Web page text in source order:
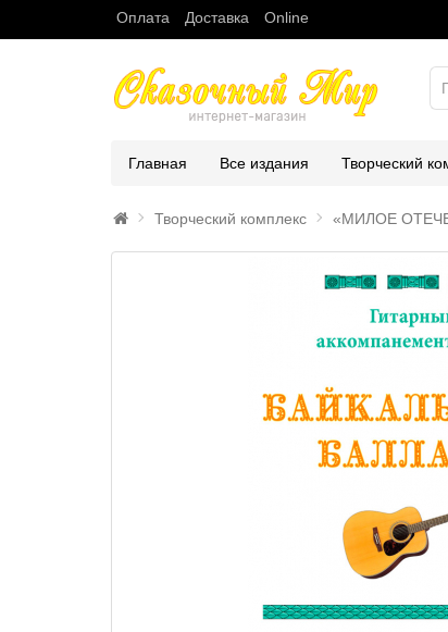
Оплата Доставка Online
Главная Все издания Творческий
Творческий комплекс «МИЛОЕ